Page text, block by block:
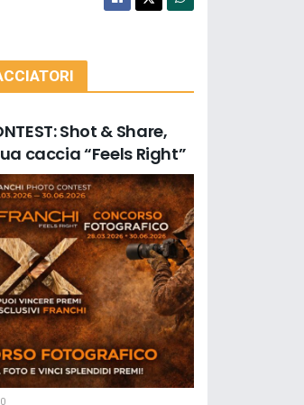
Shot & Share,
caccia “Feels Right”
0